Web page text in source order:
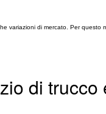
variazioni di mercato. Per questo
di trucco